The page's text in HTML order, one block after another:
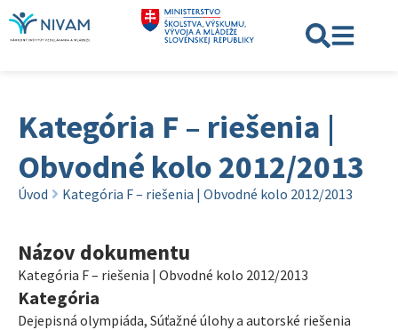
Kategória F – riešenia |
Obvodné kolo 2012/2013
Úvod Kategória F – riešenia | Obvodné kolo 2012/2013
Názov dokumentu
Kategória F – riešenia | Obvodné kolo 2012/2013
Kategória
Dejepisná olympiáda, Súťažné úlohy a autorské riešenia